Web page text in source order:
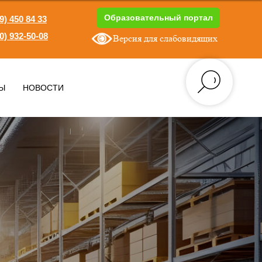
Образовательный портал
932-50-08
450 84 33
Версия для слабовидящих
НОВОСТИ